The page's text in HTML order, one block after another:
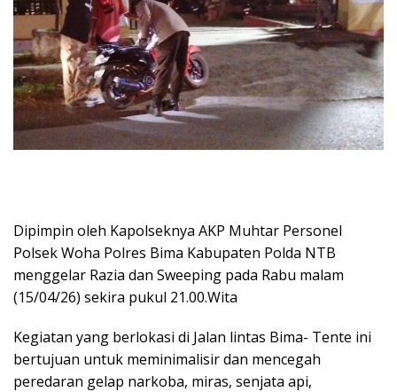
Dipimpin oleh Kapolseknya AKP Muhtar Personel
Polsek Woha Polres Bima Kabupaten Polda NTB
menggelar Razia dan Sweeping pada Rabu malam
(15/04/26) sekira pukul 21.00.Wita
Kegiatan yang berlokasi di Jalan lintas Bima- Tente ini
bertujuan untuk meminimalisir dan mencegah
peredaran gelap narkoba, miras, senjata api,